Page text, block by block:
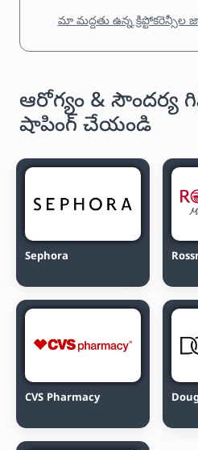
మా మద్దతు ఉన్న
ఆరోగ్యం & సౌందర్య
షాపింగ్ చేయండి
Sephora
CVS Pharmacy